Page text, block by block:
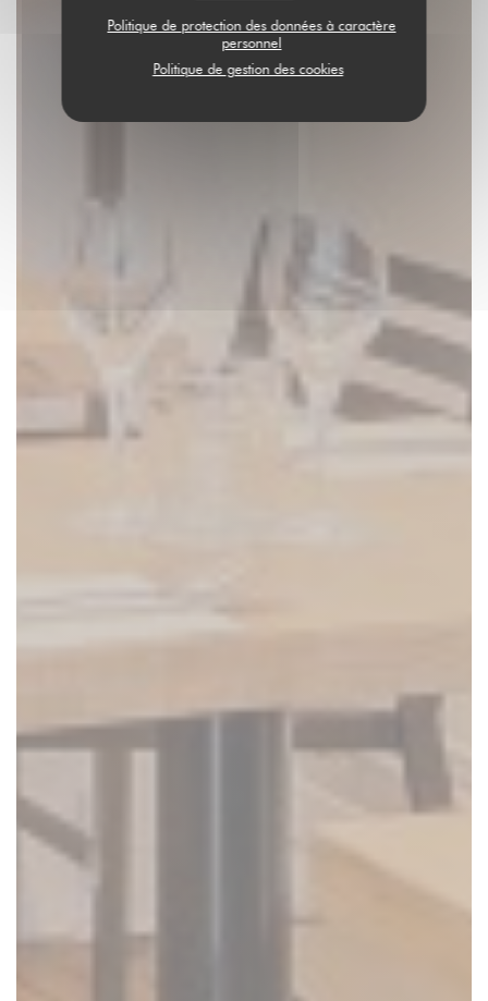
Politique de protection des données à caractère
personnel
Politique de gestion des cookies